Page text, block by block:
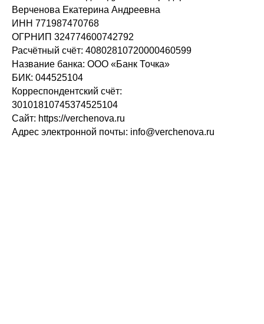
Верченова Екатерина Андреевна
ИНН 771987470768
ОГРНИП 324774600742792
Расчётный счёт: 40802810720000460599
Название банка: ООО «Банк Точка»
БИК: 044525104
Корреспондентский счёт:
30101810745374525104
Сайт: https://verchenova.ru
Адрес электронной почты: info@verchenova.ru